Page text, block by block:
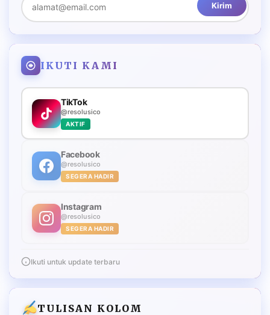
Kirim
IKUTI KAMI
TikTok
@resolusico
AKTIF
Facebook
@resolusico
SEGERA HADIR
Instagram
@resolusico
SEGERA HADIR
Ikuti untuk update terbaru
TULISAN KOLOM